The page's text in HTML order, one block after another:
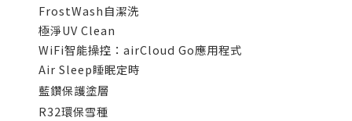
FrostWash自潔洗
極淨UV Clean
WiFi智能操控：airCloud Go應用程式
Air Sleep睡眠定時
藍鑽保護塗層
R32環保雪種